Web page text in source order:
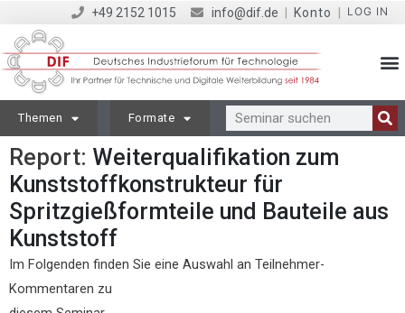
+49 2152 1015 info@dif.de Konto LOG IN
Themen Formate
Report: Weiterqualifikation zum
Kunststoffkonstrukteur für
Spritzgießformteile und Bauteile aus
Kunststoff
Im Folgenden finden Sie eine Auswahl an Teilnehmer-
Kommentaren zu